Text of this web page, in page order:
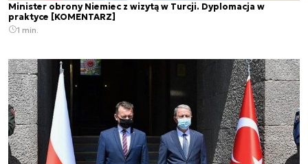
Minister obrony Niemiec z wizytą w Turcji. Dyplomacja w
praktyce [KOMENTARZ]
1 min.